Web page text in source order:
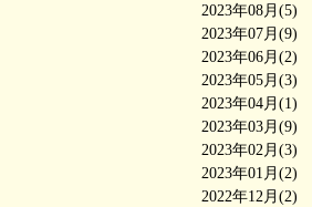
2023年08月(5)
2023年07月(9)
2023年06月(2)
2023年05月(3)
2023年04月(1)
2023年03月(9)
2023年02月(3)
2023年01月(2)
2022年12月(2)